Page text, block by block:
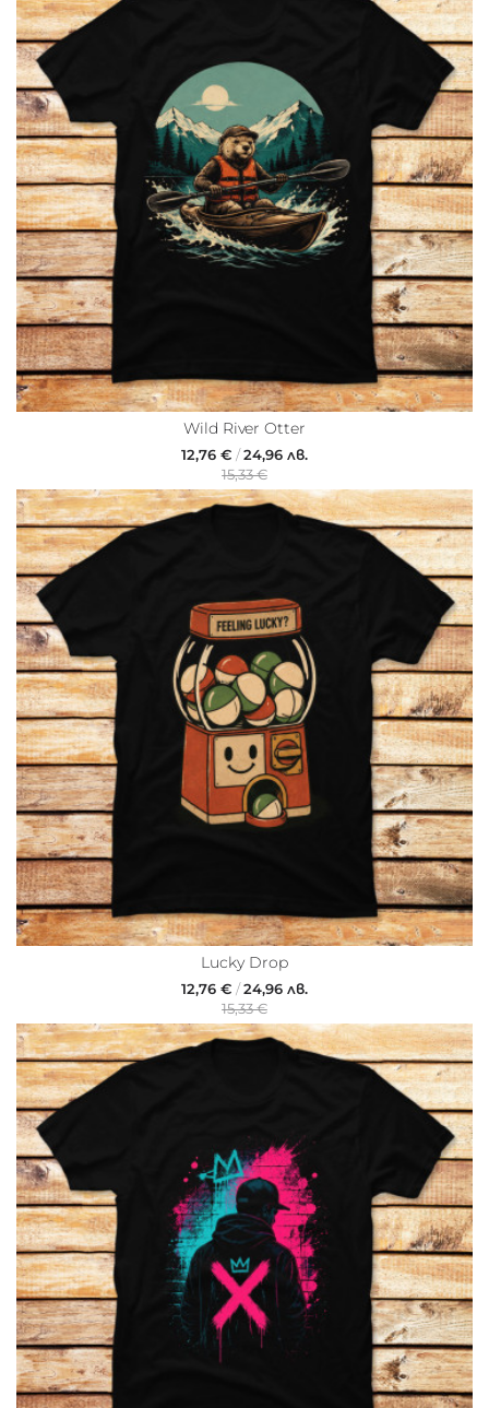
Wild River Otter
12,76 € /24,96 лв.
15,33 €
Lucky Drop
12,76 € /24,96 лв.
15,33 €